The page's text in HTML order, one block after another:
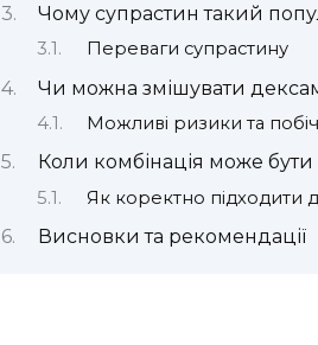
Чому супрастин такий
Переваги супрастину
Чи можна змішувати
Можливі ризики та
Коли комбінація може бути
Як коректно підходити
Висновки та рекомендації